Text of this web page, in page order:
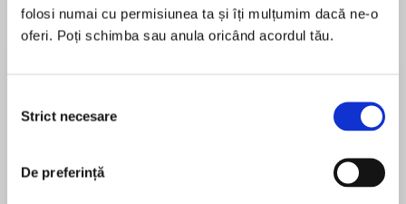
folosi numai cu permisiunea ta și îți mulțumim dacă ne-o
oferi. Poți schimba sau anula oricând acordul tău.
consimțământului
Strict necesare
De preferință
All's Well That Ends Well is a play by William
between 1604 and 1605, and was originally